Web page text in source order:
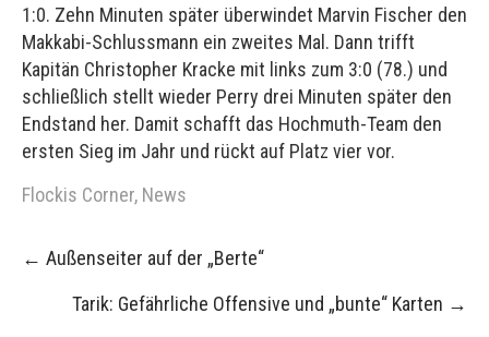
1:0. Zehn Minuten später überwindet Marvin Fischer den
Makkabi-Schlussmann ein zweites Mal. Dann trifft
Kapitän Christopher Kracke mit links zum 3:0 (78.) und
schließlich stellt wieder Perry drei Minuten später den
Endstand her. Damit schafft das Hochmuth-Team den
ersten Sieg im Jahr und rückt auf Platz vier vor.
Flockis Corner, News
Post
navigation
← Außenseiter auf der „Berte“
Tarik: Gefährliche Offensive und „bunte“ Karten →